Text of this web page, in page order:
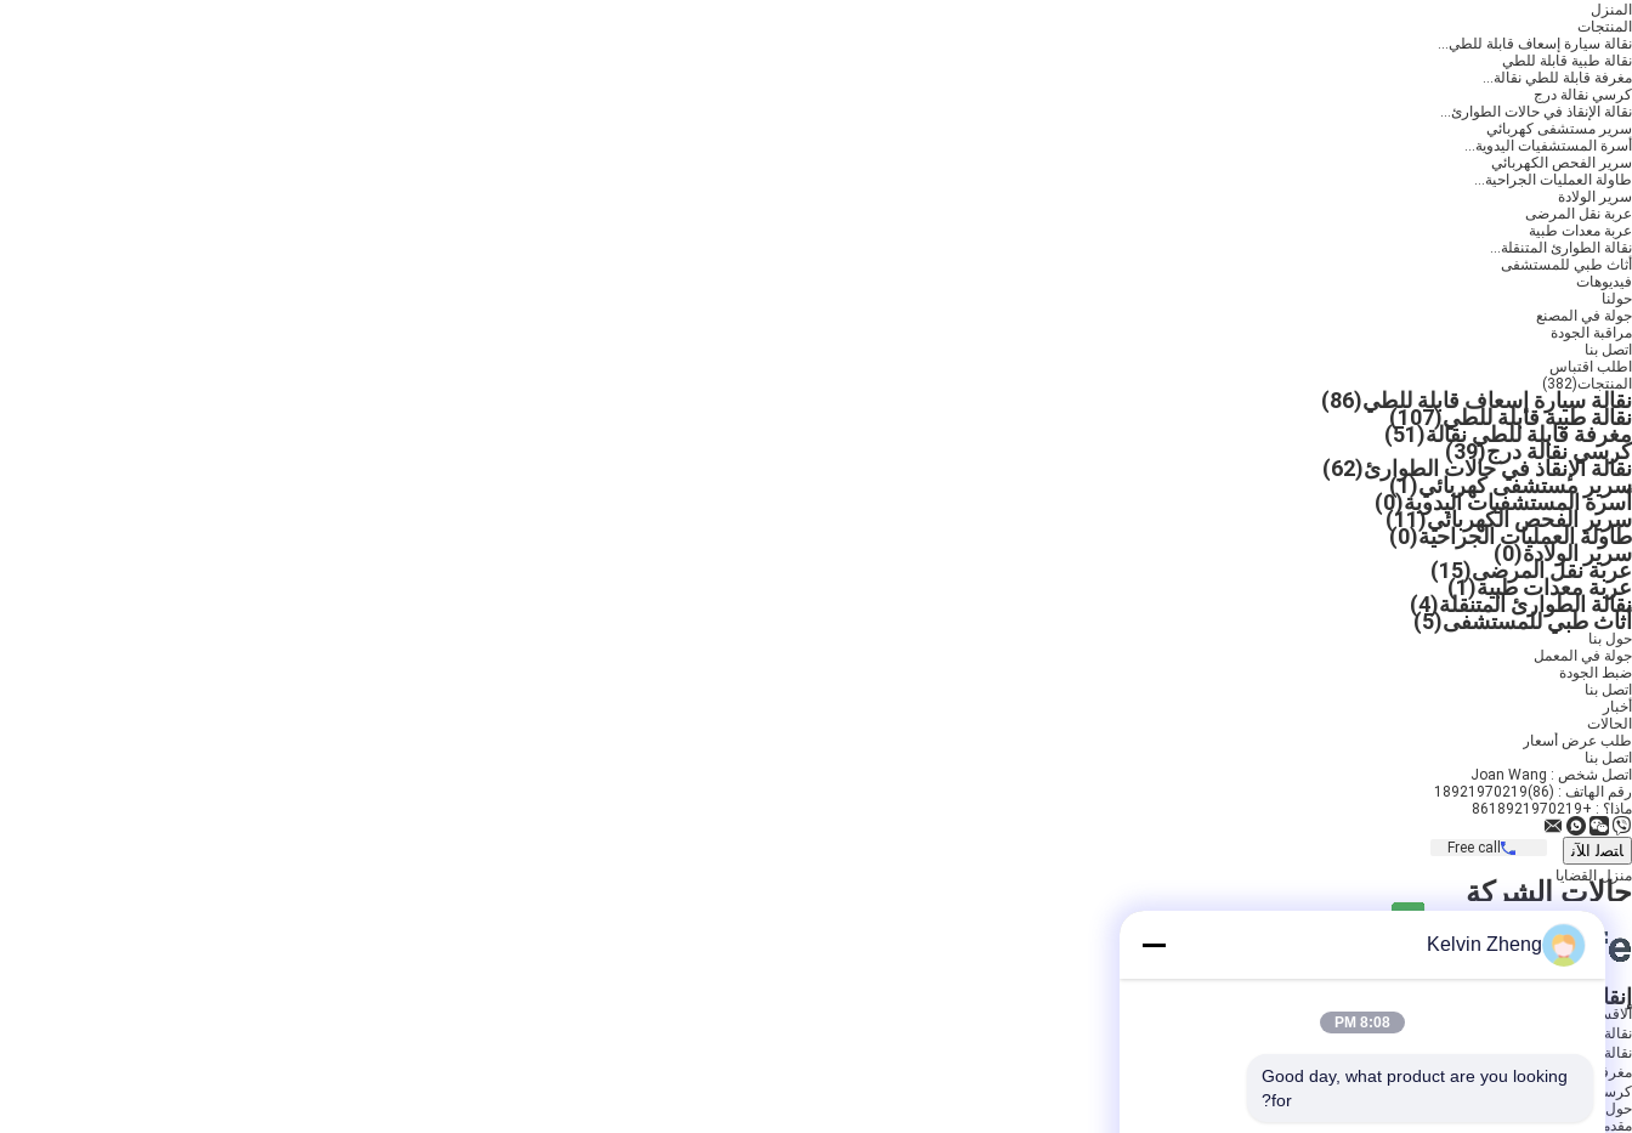
المنزل
المنتجات
نقالة سيارة إسعاف قابلة للطي...
نقالة طبية قابلة للطي
مغرفة قابلة للطي نقالة...
كرسي نقالة درج
نقالة الإنقاذ في حالات الطوارئ...
سرير مستشفى كهربائي
أسرة المستشفيات اليدوية...
سرير الفحص الكهربائي
طاولة العمليات الجراحية...
سرير الولادة
عربة نقل المرضى
عربة معدات طبية
نقالة الطوارئ المتنقلة...
أثاث طبي للمستشفى
فيديوهات
حولنا
جولة في المصنع
مراقبة الجودة
اتصل بنا
اطلب اقتباس
المنتجات(382)
نقالة سيارة إسعاف قابلة للطي(86)
نقالة طبية قابلة للطي(107)
مغرفة قابلة للطي نقالة(51)
كرسي نقالة درج(39)
نقالة الإنقاذ في حالات الطوارئ(62)
سرير مستشفى كهربائي(1)
أسرة المستشفيات اليدوية(0)
سرير الفحص الكهربائي(11)
طاولة العمليات الجراحية(0)
سرير الولادة(0)
عربة نقل المرضى(15)
عربة معدات طبية(1)
نقالة الطوارئ المتنقلة(4)
أثاث طبي للمستشفى(5)
حول بنا
جولة في المعمل
ضبط الجودة
اتصل بنا
أخبار
الحالات
طلب عرض أسعار
اتصل بنا
اتصل شخص :
رقم الهاتف : (86)18921970219
ماذا؟ : +8618921970219
Free call
منزل القضايا
حالات الشركة
إنقاذ الحياة، أصبح سهلاً!
الاقسام
نقالة سيارة إسعاف قابلة للطي
نقالة طبية قابلة للطي
مغرفة قابلة للطي نقالة
كرسي نقالة درج
حول نا
مقدمة
Kelvin Zheng
8:08 PM
Good day, what product are you looking
for?